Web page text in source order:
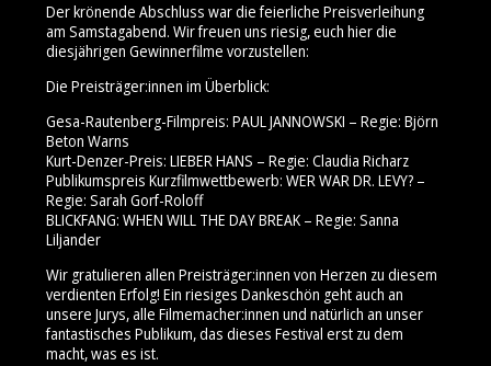
Der krönende Abschluss war die feierliche Preisverleihung
am Samstagabend. Wir freuen uns riesig, euch hier die
diesjährigen Gewinnerfilme vorzustellen:
Die Preisträger:innen im Überblick:
Gesa-Rautenberg-Filmpreis: PAUL JANNOWSKI – Regie: Björn
Beton Warns
Kurt-Denzer-Preis: LIEBER HANS – Regie: Claudia Richarz
Publikumspreis Kurzfilmwettbewerb: WER WAR DR. LEVY? –
Regie: Sarah Gorf-Roloff
BLICKFANG: WHEN WILL THE DAY BREAK – Regie: Sanna
Liljander
Wir gratulieren allen Preisträger:innen von Herzen zu diesem
verdienten Erfolg! Ein riesiges Dankeschön geht auch an
unsere Jurys, alle Filmemacher:innen und natürlich an unser
fantastisches Publikum, das dieses Festival erst zu dem
macht, was es ist.